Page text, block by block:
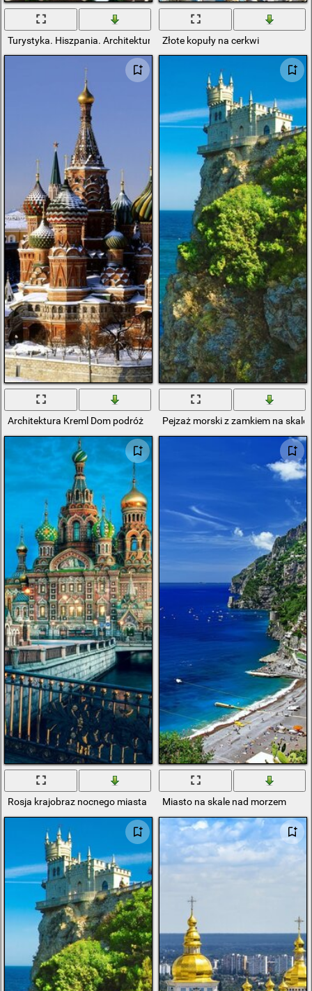
Turystyka. Hiszpania. Architektura domów mieszkalnych
Złote kopuły na cerkwi
Architektura Kreml Dom podróż Pejzaż morski z zamkiem na skale
Rosja krajobraz nocnego miasta Miasto na skale nad morzem